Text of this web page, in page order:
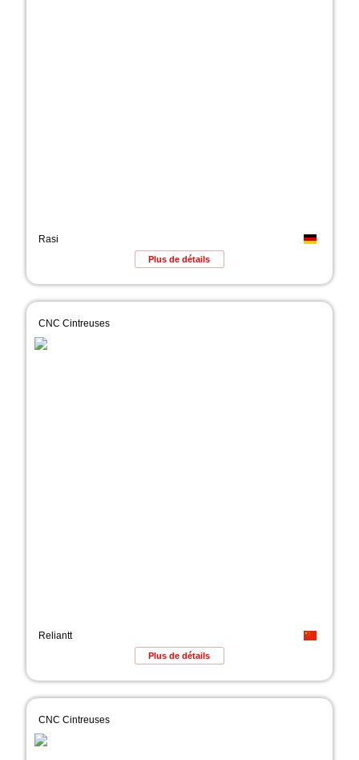
Rasi
Plus de détails
CNC Cintreuses
Reliantt
Plus de détails
CNC Cintreuses